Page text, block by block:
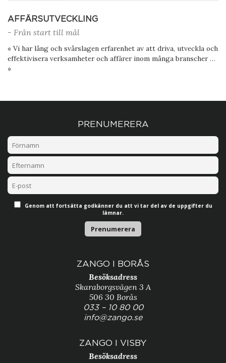
AFFÄRSUTVECKLING
- Från start till mål
« Vi har lång och svårslagen erfarenhet av att driva, utveckla och
effektivisera verksamheter och affärer inom många branscher …
»
PRENUMERERA
Genom att fortsätta godkänner du att vi tar del av de uppgifter du
lämnar.
ZANGO I BORÅS
Besöksadress
Skaraborgsvägen 3 A
506 30 Borås
033 – 10 80 00
info@zango.se
ZANGO I VISBY
Besöksadress